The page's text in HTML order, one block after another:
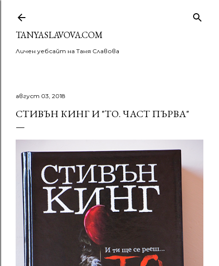
TANYASLAVOVA.COM
Личен уебсайт на Таня Славова
август 03, 2018
СТИВЪН КИНГ И "ТО. ЧАСТ ПЪРВА"